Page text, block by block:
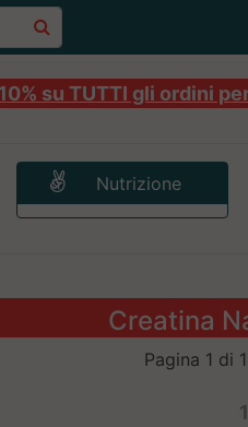
su TUTTI gli ordini
Nutrizione
Creatina
Pagina 1 di 1
1